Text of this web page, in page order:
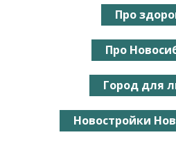
Про
Про
Город для
Новостройки